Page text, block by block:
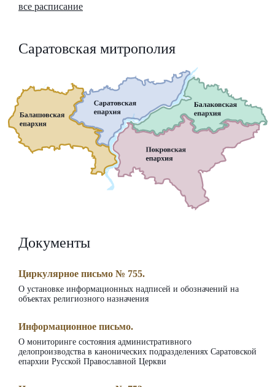
все расписание
Документы
Циркулярное письмо № 755.
О установке информационных надписей и обозначений на
объектах религиозного назначения
Информационное письмо.
О мониторинге состояния административного
делопроизводства в канонических подразделениях Саратовской
епархии Русской Православной Церкви
Саратовская митрополия